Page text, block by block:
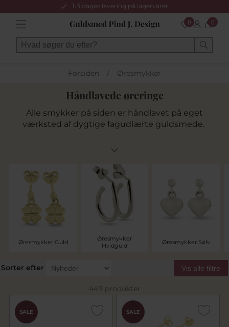
1-3 dages levering på lagervarer
0 0
Forsiden / Øresmykker
Håndlavede øreringe
Alle smykker på siden er håndlavet på eget
værksted af dygtige fagudlærte guldsmede.
Øresmykker Guld
Øresmykker
Hvidguld
Øresmykker Sølv
Sorter efter Vis alle filtre
449 produkter
SALE SALE